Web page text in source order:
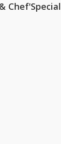
Chef'Special